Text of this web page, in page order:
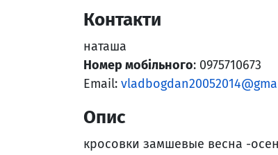
Контакти
наташа
Номер мобільного: 0975710673
Email:
Опис
кросовки замшевые весна -